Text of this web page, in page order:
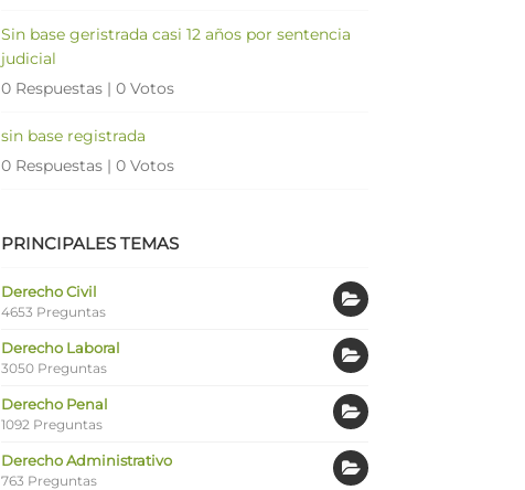
Sin base geristrada casi 12 años por sentencia
judicial
0 Respuestas | 0 Votos
sin base registrada
0 Respuestas | 0 Votos
PRINCIPALES TEMAS
Derecho Civil
4653 Preguntas
Derecho Laboral
3050 Preguntas
Derecho Penal
1092 Preguntas
Derecho Administrativo
763 Preguntas